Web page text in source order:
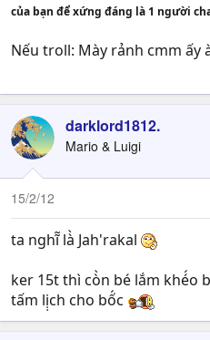
của bạn để xứng đáng là 1 người
Nếu troll: Mày rảnh cmm ấy
darklord1812.
Mario & Luigi
15/2/12
ta nghĩ̃ là̀ Jah'rakal
ker 15t thì cò̀n bé lắm khé́o
tấm lị̣ch cho bố́c